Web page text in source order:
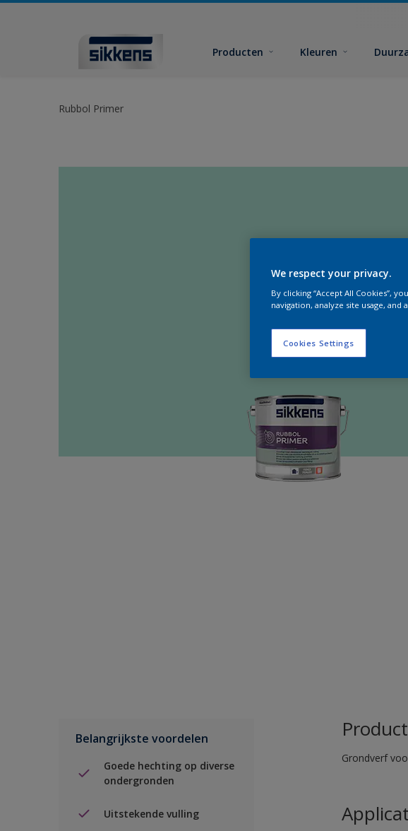
Producten Kleuren
Rubbol Primer
Belangrijkste voordelen
Goede hechting op diverse
ondergronden
Uitstekende vulling
Grondverf
We respect your privacy.
By clicking “Accept All Cookies”,
navigation, analyze site usage,
Cookies Settings